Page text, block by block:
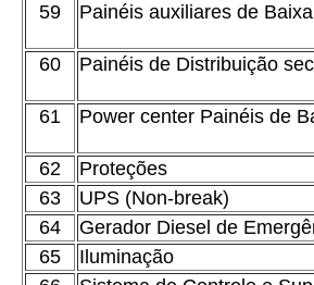
59 Painéis auxiliares de
60 Painéis de Distribuição
61 Power center Painéis de
62 Proteções
63
UPS (Non-break)
64
Gerador Diesel de
65
Iluminação